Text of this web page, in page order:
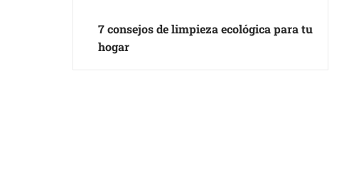
7 consejos de limpieza ecológica para tu
hogar